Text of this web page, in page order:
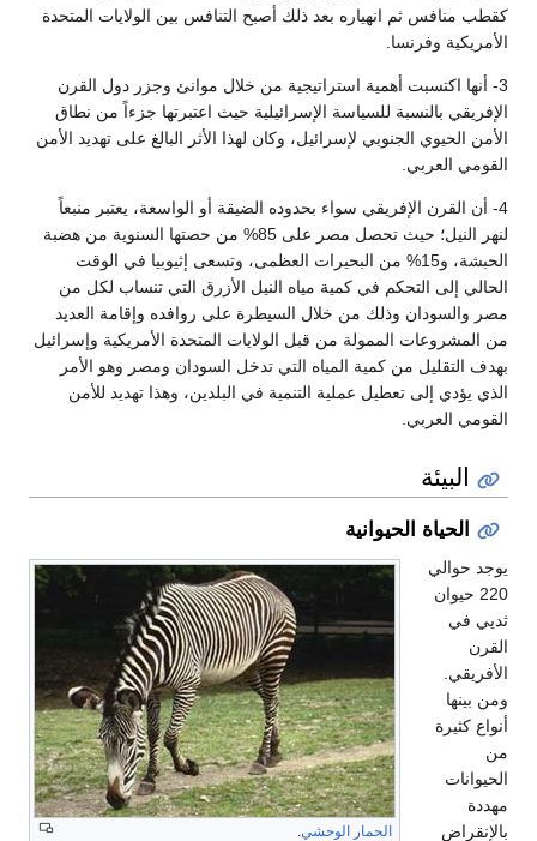
كقطب منافس ثم انهياره بعد ذلك أصبح التنافس بين الولايات المتحدة
الأمريكية وفرنسا.
3- أنها اكتسبت أهمية استراتيجية من خلال موانئ وجزر دول القرن
الإفريقي بالنسبة للسياسة الإسرائيلية حيث اعتبرتها جزءاً من نطاق
الأمن الحيوي الجنوبي لإسرائيل، وكان لهذا الأثر البالغ على تهديد الأمن
القومي العربي.
4- أن القرن الإفريقي سواء بحدوده الضيقة أو الواسعة، يعتبر منبعاً
لنهر النيل؛ حيث تحصل مصر على 85% من حصتها السنوية من هضبة
الحبشة، و15% من البحيرات العظمى، وتسعى إثيوبيا في الوقت
الحالي إلى التحكم في كمية مياه النيل الأزرق التي تنساب لكل من
مصر والسودان وذلك من خلال السيطرة على روافده وإقامة العديد
من المشروعات الممولة من قبل الولايات المتحدة الأمريكية وإسرائيل
بهدف التقليل من كمية المياه التي تدخل السودان ومصر وهو الأمر
الذي يؤدي إلى تعطيل عملية التنمية في البلدين، وهذا تهديد للأمن
القومي العربي.
البيئة
الحياة الحيوانية
الحمار الوحشي.
يوجد حوالي
220 حيوان
ثديي في
القرن
الأفريقي.
ومن بينها
أنواع كثيرة
من
الحيوانات
مهددة
بالإنقراض